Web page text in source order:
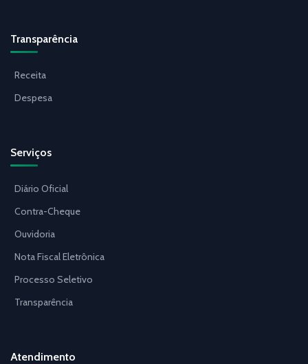
Transparência
Receita
Despesa
Serviços
Diário Oficial
Contra-Cheque
Ouvidoria
Nota Fiscal Eletrônica
Processo Seletivo
Transparência
Atendimento